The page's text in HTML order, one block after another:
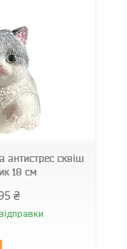
антистрес сквіш
18 см
₴